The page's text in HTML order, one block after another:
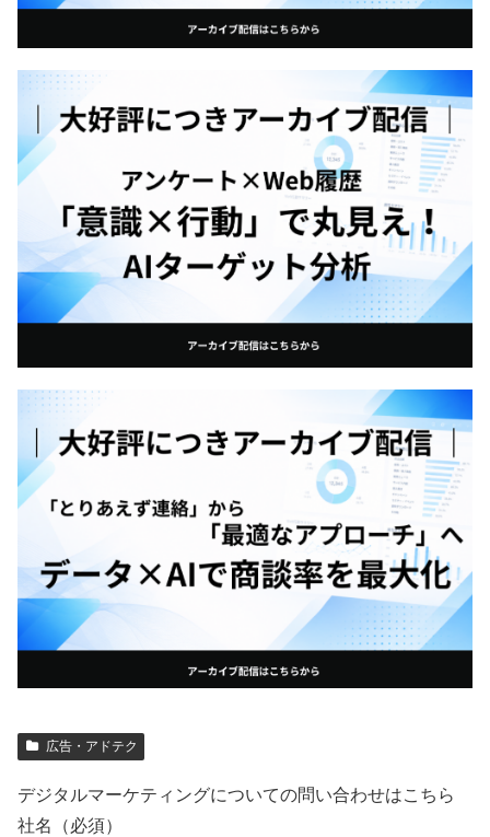
広告・アドテク
デジタルマーケティングについての問い合わせはこちら
社名（必須）